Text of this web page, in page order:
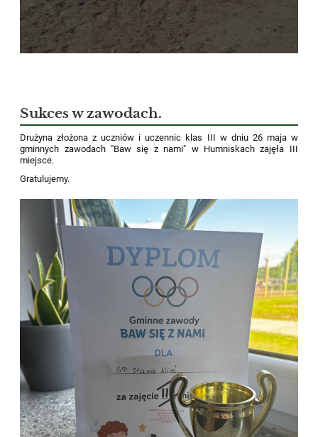
Sukces w zawodach.
Drużyna złożona z uczniów i uczennic klas III w dniu 26 maja w
gminnych zawodach "Baw się z nami" w Humniskach zajęła III
miejsce.
Gratulujemy.